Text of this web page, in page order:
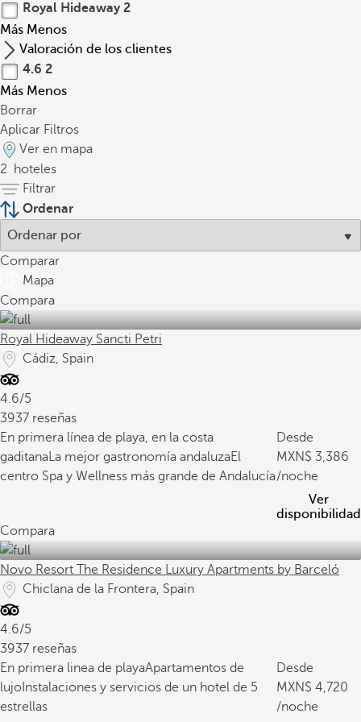
Royal Hideaway 2
Más Menos
Valoración de los clientes
4.6 2
Más Menos
Borrar
Aplicar Filtros
Ver en mapa
2
hoteles
Filtrar
Ordenar
Comparar
Mapa
Compara
Royal Hideaway Sancti Petri
Cádiz, Spain
4.6/5
3937 reseñas
En primera línea de playa, en la costa
gaditanaLa mejor gastronomía andaluzaEl
centro Spa y Wellness más grande de Andalucía
Desde
3,386
/noche
Ver
disponibilidad
Compara
Novo Resort The Residence Luxury Apartments by Barceló
Chiclana de la Frontera, Spain
4.6/5
3937 reseñas
En primera linea de playaApartamentos de
lujo Instalaciones y servicios de un hotel de 5
estrellas
Desde
4,720
/noche